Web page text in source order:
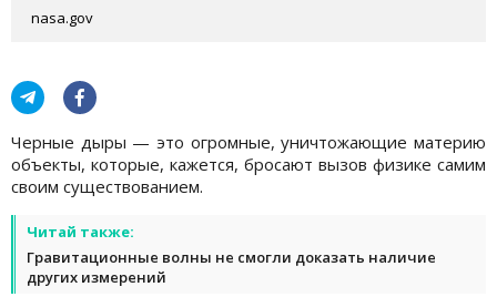
nasa.gov
Черные дыры — это огромные, уничтожающие материю
объекты, которые, кажется, бросают вызов физике самим
своим существованием.
Читай также:
Гравитационные волны не смогли доказать наличие
других измерений